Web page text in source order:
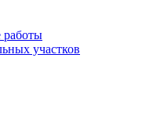
работы
участков